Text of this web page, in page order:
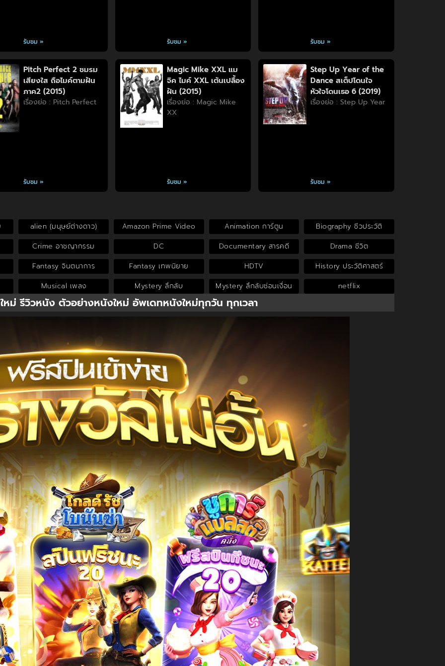
รับชม » รับชม » รับชม »
Pitch Perfect 2 ชมรม
เสียงใส ถือไมค์ตามฝัน
ภาค2 (2015)
เรื่องย่อ : Pitch Perfect
รับชม »
Magic Mike XXL แม
จิค ไมค์ XXL เต้นเปลื้อง
ฝัน (2015)
เรื่องย่อ : Magic Mike
XX
รับชม »
Step Up Year of the
Dance สเต็ปโดนใจ
หัวใจโดนเธอ 6 (2019)
เรื่องย่อ : Step Up Year
รับชม »
alien (มนุษย์ต่างดาว) Amazon Prime Video Animation การ์ตูน
Biography ชีวประวัติ
Crime อาชญากรรม
DC Documentary สารคดี
Drama ชีวิต
Fantasy จินตนาการ
Fantasy เทพนิยาย HDTV
History ประวัติศาสตร์
Musical เพลง
Mystery ลึกลับ Mystery ลึกลับซ่อนเงื่อน netflix
หม่ รีวิวหนัง ตัวอย่างหนังใหม่ อัพเดทหนังใหม่ทุกวัน ทุกเวลา